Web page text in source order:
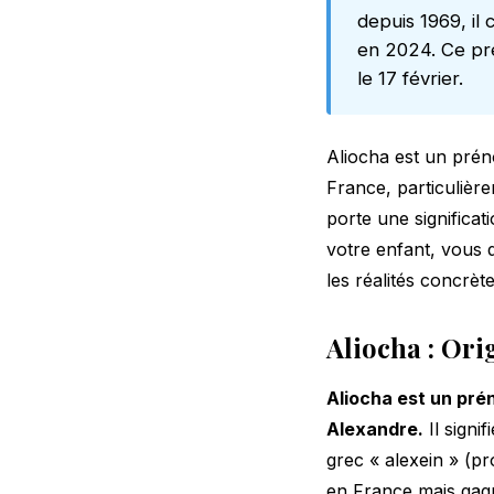
depuis 1969, il
en 2024. Ce
le 17 février.
Aliocha est un
France,
porte une
votre enfant, vous
les réalités
Aliocha :
Aliocha est un
Alexandre. Il
grec « alexein »